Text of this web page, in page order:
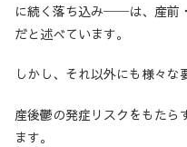
に続く落ち込み──は、産前
だと述べています。
しかし、それ以外にも様々な
産後鬱の発症リスクをもたら
ます。